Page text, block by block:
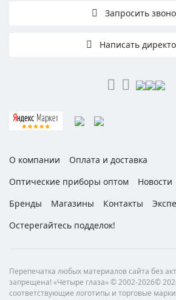
Запросить
Написать
О компании
Оплата и доставка
Оптические приборы оптом
Новости
Бренды
Магазины Контакты
Остерегайтесь подделок!
Перепечатка любых материалов сайта без
запрещена! «Четыре глаза» © 2002-2026©
соответствующие логотипы и торговые